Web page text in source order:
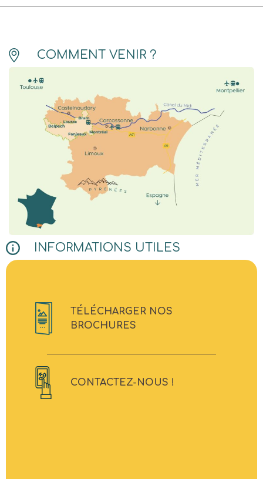
COMMENT VENIR ?
INFORMATIONS UTILES
TÉLÉCHARGER NOS
BROCHURES
CONTACTEZ-NOUS !